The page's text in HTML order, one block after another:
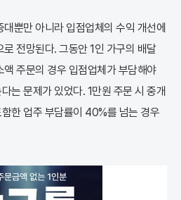
뿐만 아니라 입점업체의 수익 개선에
전망된다. 그동안 1인 가구의 배달
주문의 경우 입점업체가 부담해야
는 문제가 있었다. 1만원 주문 시 중개
한 업주 부담률이 40%를 넘는 경우